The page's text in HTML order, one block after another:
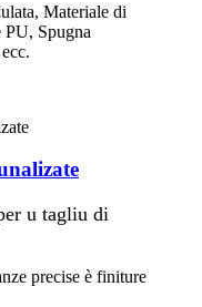
Materiale di
Spugna
u tagliu di
precise è finiture